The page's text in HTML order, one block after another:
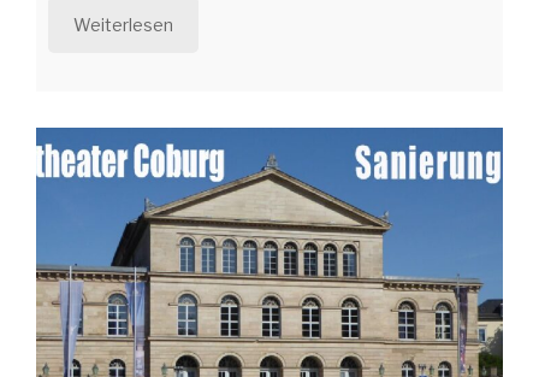
Weiterlesen